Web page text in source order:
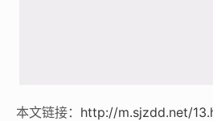
本文链接： http://m.sjzdd.net/